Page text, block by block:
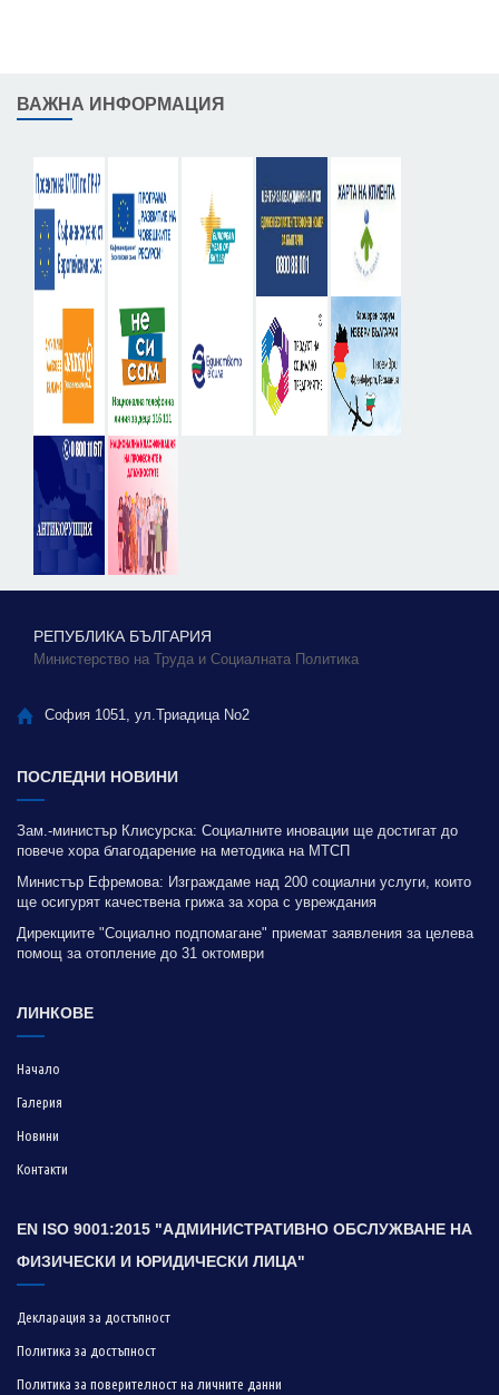
ВАЖНА ИНФОРМАЦИЯ
РЕПУБЛИКА БЪЛГАРИЯ
Министерство на Труда и Социалната Политика
София 1051, ул.Триадица No2
ПОСЛЕДНИ НОВИНИ
Зам.-министър Клисурска: Социалните иновации ще достигат до
повече хора благодарение на методика на МТСП
Министър Ефремова: Изграждаме над 200 социални услуги, които
ще осигурят качествена грижа за хора с увреждания
Дирекциите "Социално подпомагане" приемат заявления за целева
помощ за отопление до 31 октомври
ЛИНКОВЕ
Начало
Галерия
Новини
Контакти
EN ISO 9001:2015 "АДМИНИСТРАТИВНО ОБСЛУЖВАНЕ НА
ФИЗИЧЕСКИ И ЮРИДИЧЕСКИ ЛИЦА"
Декларация за достъпност
Политика за достъпност
Политика за поверителност на личните данни